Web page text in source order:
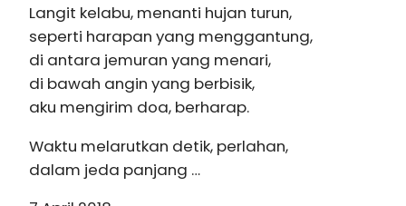
Langit kelabu, menanti hujan turun,
seperti harapan yang menggantung,
di antara jemuran yang menari,
di bawah angin yang berbisik,
aku mengirim doa, berharap.
Waktu melarutkan detik, perlahan,
dalam jeda panjang …